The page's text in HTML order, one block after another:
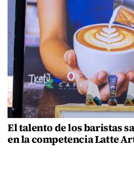
El talento de los baristas
en la competencia Latte